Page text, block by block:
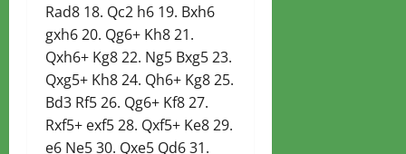
Rad8 18. Qc2 h6 19. Bxh6
gxh6 20. Qg6+ Kh8 21.
Qxh6+ Kg8 22. Ng5 Bxg5 23.
Qxg5+ Kh8 24. Qh6+ Kg8 25.
Bd3 Rf5 26. Qg6+ Kf8 27.
Rxf5+ exf5 28. Qxf5+ Ke8 29.
e6 Ne5 30. Qxe5 Qd6 31.